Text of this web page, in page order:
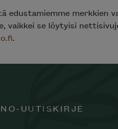
merkkien
vaikkei se löytyisi
.
UUTISKIRJE